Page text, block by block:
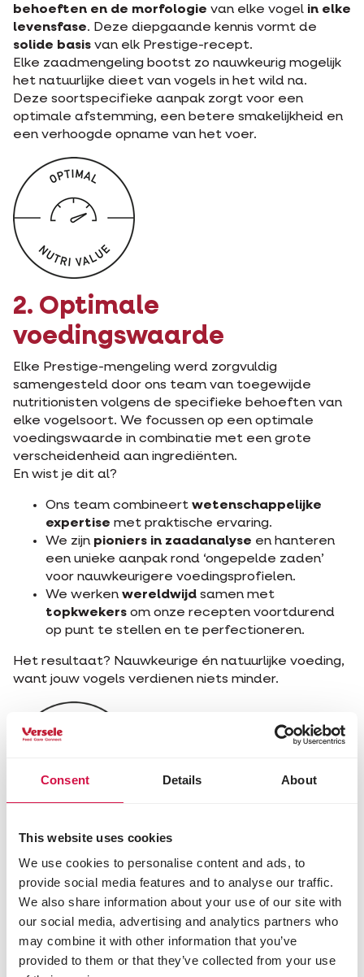
Consent Details About
This website uses cookies
We use cookies to personalise content and ads, to
provide social media features and to analyse our traffic.
We also share information about your use of our site with
our social media, advertising and analytics partners who
may combine it with other information that you’ve
provided to them or that they’ve collected from your use
behoeften en de morfologie van elke vogel in elke
levensfase. Deze diepgaande kennis vormt de
solide basis van elk Prestige-recept.
Elke zaadmengeling bootst zo nauwkeurig mogelijk
het natuurlijke dieet van vogels in het wild na.
Deze soortspecifieke aanpak zorgt voor een
optimale afstemming, een betere smakelijkheid en
een verhoogde opname van het voer.
2. Optimale
voedingswaarde
Elke Prestige-mengeling werd zorgvuldig
samengesteld door ons team van toegewijde
nutritionisten volgens de specifieke behoeften van
elke vogelsoort. We focussen op een optimale
voedingswaarde in combinatie met een grote
verscheidenheid aan ingrediënten.
En wist je dit al?
Ons team combineert wetenschappelijke
expertise met praktische ervaring.
We zijn pioniers in zaadanalyse en hanteren
een unieke aanpak rond ‘ongepelde zaden’
voor nauwkeurigere voedingsprofielen.
We werken wereldwijd samen met
topkwekers om onze recepten voortdurend
op punt te stellen en te perfectioneren.
Het resultaat? Nauwkeurige én natuurlijke voeding,
want jouw vogels verdienen niets minder.
3. Alleen de beste
ingrediënten
Zelfs het meest geavanceerde recept is maar zo
goed als de ingrediënten waaruit het
samengesteld is. De kwaliteit van onze
ingrediënten is dan ook een absolute prioriteit bij